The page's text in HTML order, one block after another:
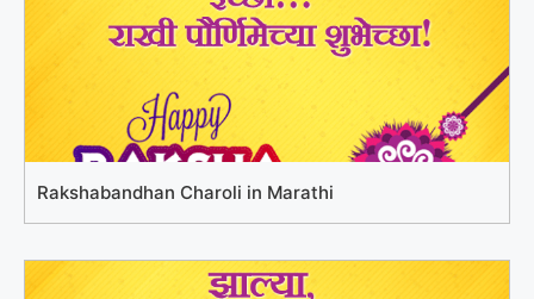
Rakshabandhan Charoli in Marathi